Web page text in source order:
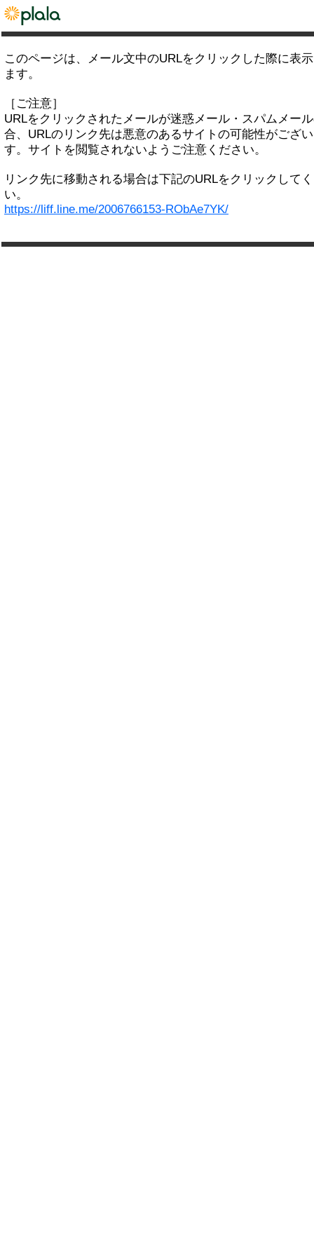
このページは、メール文中のURLをクリックした際に表
ます。
［ご注意］
URLをクリックされたメールが迷惑メール・スパムメー
合、URLのリンク先は悪意のあるサイトの可能性がござ
す。サイトを閲覧されないようご注意ください。
リンク先に移動される場合は下記のURLをクリックして
い。
https://liff.line.me/2006766153-RObAe7YK/